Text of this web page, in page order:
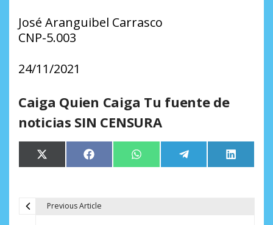
José Aranguibel Carrasco
CNP-5.003
24/11/2021
Caiga Quien Caiga Tu fuente de
noticias SIN CENSURA
Compartir
en
X
(Twitter)
Compartir
en
Facebook Compartir
en
WhatsApp Compartir
en
Telegram
en
LinkedIn
Previous Article